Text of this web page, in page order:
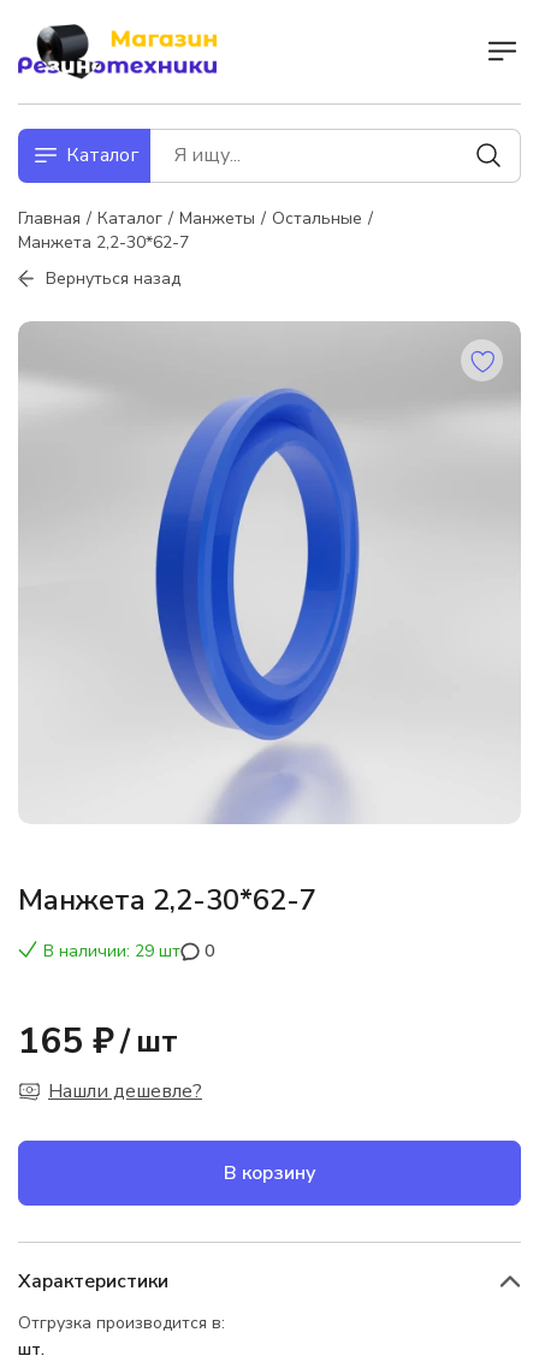
Каталог
Главная Каталог Манжеты
Остальные
Манжета 2,2-30*62-7
Вернуться назад
Манжета 2,2-30*62-7
В наличии: 29 шт 0
165 ₽/ шт
Нашли дешевле?
В корзину
Характеристики
Отгрузка производится в:
шт.